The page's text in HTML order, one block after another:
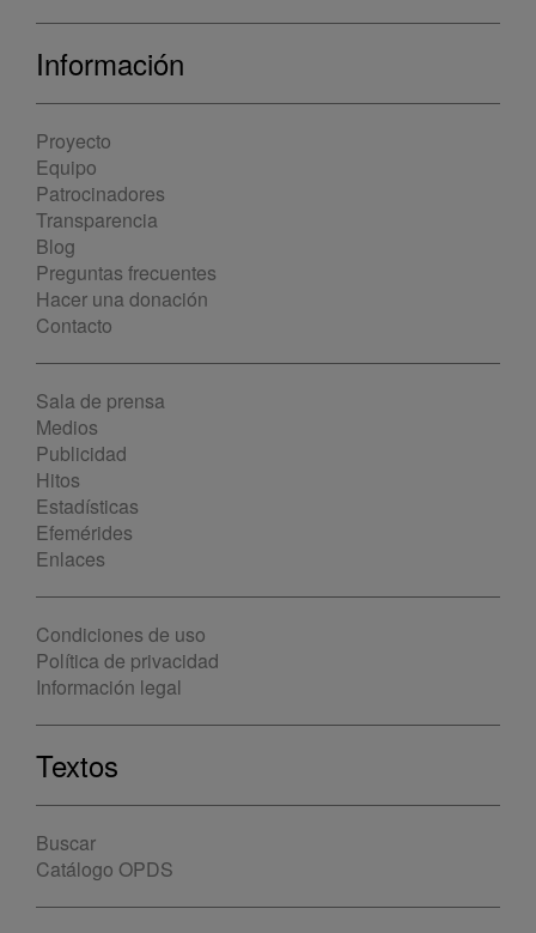
Información
Proyecto
Equipo
Patrocinadores
Transparencia
Blog
Preguntas frecuentes
Hacer una donación
Contacto
Sala de prensa
Medios
Publicidad
Hitos
Estadísticas
Efemérides
Enlaces
Condiciones de uso
Política de privacidad
Información legal
Textos
Buscar
Catálogo OPDS